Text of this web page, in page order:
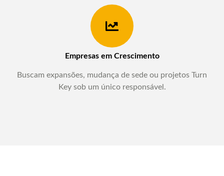
Empresas em Crescimento
Buscam expansões, mudança de sede ou projetos Turn
Key sob um único responsável.